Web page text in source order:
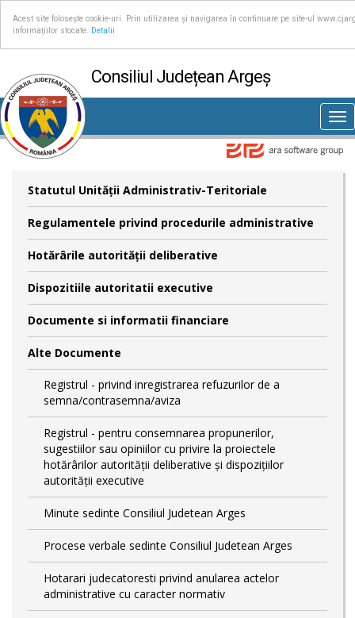
Acest site folosește cookie-uri. Prin utilizarea și navigarea în continuare pe site-ul
informațiilor stocate.
Detalii
Consiliul Județean Argeș
Statutul Unităţii Administrativ-Teritoriale
Regulamentele privind procedurile administrative
Hotărârile autorităţii deliberative
Dispozitiile autoritatii executive
Documente si informatii financiare
Alte Documente
Registrul - privind inregistrarea refuzurilor de a
semna/contrasemna/aviza
Registrul - pentru consemnarea propunerilor,
sugestiilor sau opiniilor cu privire la proiectele
hotărârilor autorității deliberative și dispozițiilor
autorității executive
Minute sedinte Consiliul Judetean Arges
Procese verbale sedinte Consiliul Judetean Arges
Hotarari judecatoresti privind anularea actelor
administrative cu caracter normativ